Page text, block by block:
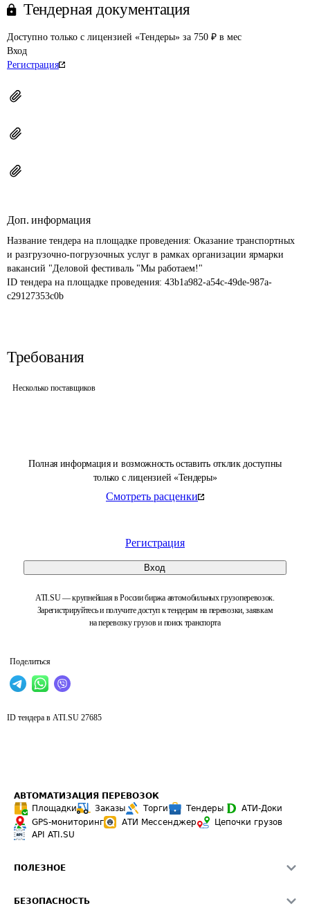
Полная информация и возможность оставить отклик доступны
только с лицензией «Тендеры»
Смотреть расценки
Регистрация
Вход
ATI.SU — крупнейшая в России биржа автомобильных грузоперевозок.
Зарегистрируйтесь и получите доступ к тендерам на перевозки, заявкам
на перевозку грузов и поиск транспорта
Поделиться
Тендерная документация
Доступно только с лицензией «Тендеры» за 750 ₽ в мес
Вход
Регистрация
Доп. информация
Название тендера на площадке проведения: Оказание транспортных
и разгрузочно-погрузочных услуг в рамках организации ярмарки
вакансий "Деловой фестиваль "Мы работаем!"
ID тендера на площадке проведения: 43b1a982-a54c-49de-987a-
c29127353c0b
Требования
Несколько поставщиков
ID тендера в ATI.SU 27685
АВТОМАТИЗАЦИЯ ПЕРЕВОЗОК
Площадки
Заказы Торги Тендеры
АТИ-Доки
GPS-мониторинг
АТИ Мессенджер
Цепочки грузов
API ATI.SU
ПОЛЕЗНОЕ
БЕЗОПАСНОСТЬ